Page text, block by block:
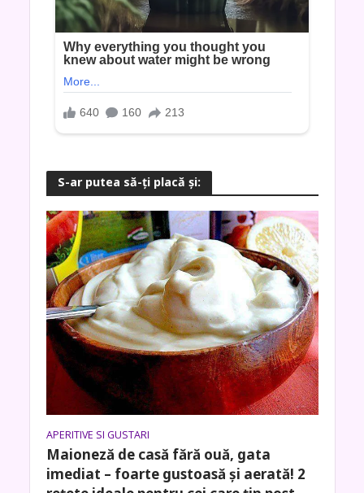
S-ar putea să-ţi placă şi:
APERITIVE SI GUSTARI
Maioneză de casă fără ouă, gata
imediat – foarte gustoasă și aerată! 2